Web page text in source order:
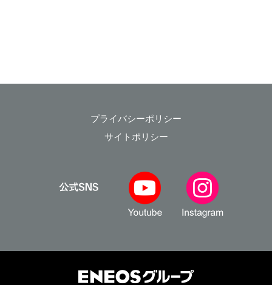
プライバシーポリシー
サイトポリシー